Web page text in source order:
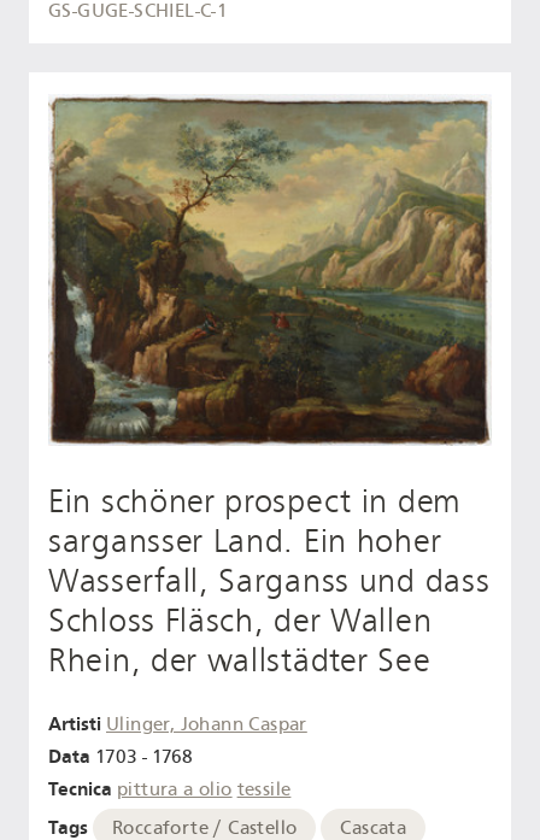
GS-GUGE-SCHIEL-C-1
Ein schöner prospect in dem
sargansser Land. Ein hoher
Wasserfall, Sarganss und dass
Schloss Fläsch, der Wallen
Rhein, der wallstädter See
Artisti Ulinger, Johann Caspar
Data 1703 - 1768
Tecnica pittura a olio tessile
Tags Roccaforte / Castello Cascata